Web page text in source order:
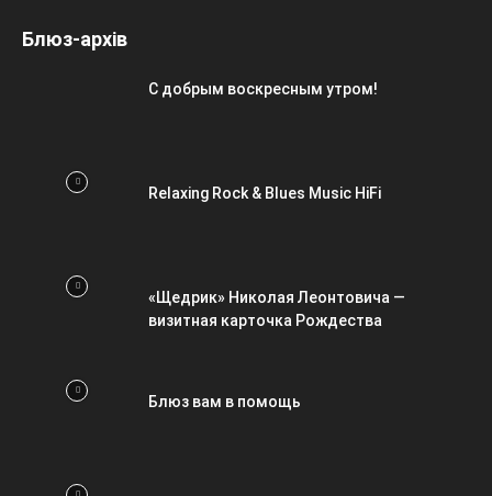
Блюз-архів
С добрым воскресным утром!
Relaxing Rock & Blues Music HiFi
«Щедрик» Николая Леонтовича —
визитная карточка Рождества
Блюз вам в помощь